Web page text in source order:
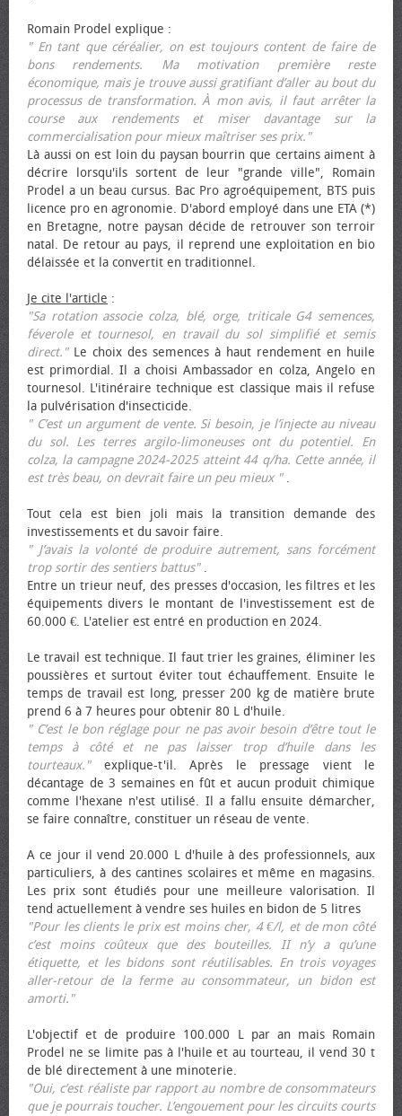
Romain Prodel explique :
" En tant que céréalier, on est toujours content de faire de
bons rendements. Ma motivation première reste
économique, mais je trouve aussi gratifiant d’aller au bout du
processus de transformation. À mon avis, il faut arrêter la
course aux rendements et miser davantage sur la
commercialisation pour mieux maîtriser ses prix."
Là aussi on est loin du paysan bourrin que certains aiment à
décrire lorsqu'ils sortent de leur "grande ville", Romain
Prodel a un beau cursus. Bac Pro agroéquipement, BTS puis
licence pro en agronomie. D'abord employé dans une ETA (*)
en Bretagne, notre paysan décide de retrouver son terroir
natal. De retour au pays, il reprend une exploitation en bio
délaissée et la convertit en traditionnel.
Je cite l'article :
"Sa rotation associe colza, blé, orge, triticale G4 semences,
féverole et tournesol, en travail du sol simplifié et semis
direct."Le choix des semences à haut rendement en huile
est primordial. Il a choisi Ambassador en colza, Angelo en
tournesol. L'itinéraire technique est classique mais il refuse
la pulvérisation d'insecticide.
" C’est un argument de vente. Si besoin, je l’injecte au niveau
du sol. Les terres argilo-limoneuses ont du potentiel. En
colza, la campagne 2024-2025 atteint 44 q/ha. Cette année, il
est très beau, on devrait faire un peu mieux ".
Tout cela est bien joli mais la transition demande des
investissements et du savoir faire.
" J’avais la volonté de produire autrement, sans forcément
trop sortir des sentiers battus".
Entre un trieur neuf, des presses d'occasion, les filtres et les
équipements divers le montant de l'investissement est de
60.000 €. L'atelier est entré en production en 2024.
Le travail est technique. Il faut trier les graines, éliminer les
poussières et surtout éviter tout échauffement. Ensuite le
temps de travail est long, presser 200 kg de matière brute
prend 6 à 7 heures pour obtenir 80 L d'huile.
" C’est le bon réglage pour ne pas avoir besoin d’être tout le
temps à côté et ne pas laisser trop d’huile dans les
tourteaux."explique-t'il. Après le pressage vient le
décantage de 3 semaines en fût et aucun produit chimique
comme l'hexane n'est utilisé. Il a fallu ensuite démarcher,
se faire connaître, constituer un réseau de vente.
A ce jour il vend 20.000 L d'huile à des professionnels, aux
particuliers, à des cantines scolaires et même en magasins.
Les prix sont étudiés pour une meilleure valorisation. Il
tend actuellement à vendre ses huiles en bidon de 5 litres
"Pour les clients le prix est moins cher, 4 €/l, et de mon côté
c’est moins coûteux que des bouteilles. II n’y a qu’une
étiquette, et les bidons sont réutilisables. En trois voyages
aller-retour de la ferme au consommateur, un bidon est
amorti."
L'objectif et de produire 100.000 L par an mais Romain
Prodel ne se limite pas à l'huile et au tourteau, il vend 30 t
de blé directement à une minoterie.
"Oui, c’est réaliste par rapport au nombre de consommateurs
que je pourrais toucher. L’engouement pour les circuits courts